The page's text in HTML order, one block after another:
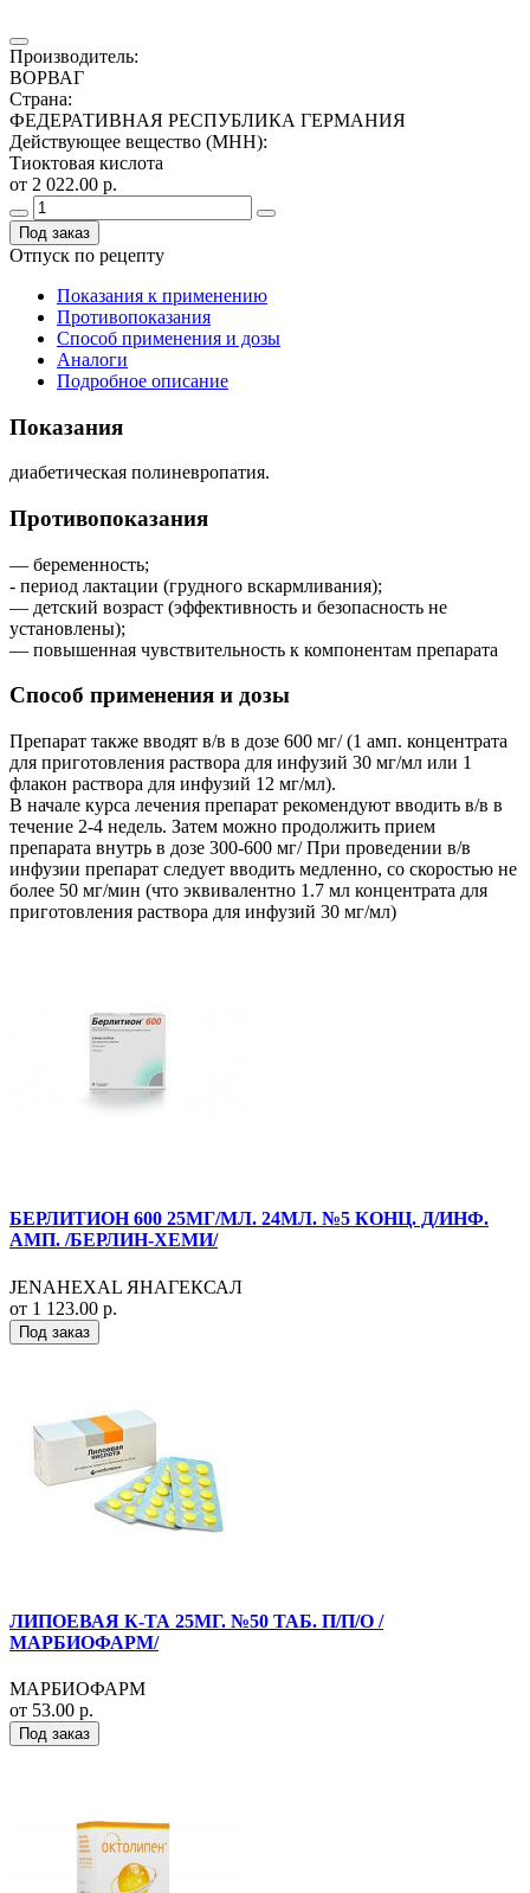
Производитель:
ВОРВАГ
Страна:
ФЕДЕРАТИВНАЯ РЕСПУБЛИКА ГЕРМАНИЯ
Действующее вещество (МНН):
Тиоктовая кислота
от 2 022.00 р.
Под заказ
Отпуск по рецепту
Показания к применению
Противопоказания
Способ применения и дозы
Аналоги
Подробное описание
Показания
диабетическая полиневропатия.
Противопоказания
— беременность;
- период лактации (грудного вскармливания);
— детский возраст (эффективность и безопасность не
установлены);
— повышенная чувствительность к компонентам препарата
Способ применения и дозы
Препарат также вводят в/в в дозе 600 мг/ (1 амп. концентрата
для приготовления раствора для инфузий 30 мг/мл или 1
флакон раствора для инфузий 12 мг/мл).
В начале курса лечения препарат рекомендуют вводить в/в в
течение 2-4 недель. Затем можно продолжить прием
препарата внутрь в дозе 300-600 мг/ При проведении в/в
инфузии препарат следует вводить медленно, со скоростью не
более 50 мг/мин (что эквивалентно 1.7 мл концентрата для
приготовления раствора для инфузий 30 мг/мл)
БЕРЛИТИОН 600 25МГ/МЛ. 24МЛ. №5 КОНЦ. Д/ИНФ.
АМП. /БЕРЛИН-ХЕМИ/
JENAHEXAL ЯНАГЕКСАЛ
от 1 123.00 р.
Под заказ
ЛИПОЕВАЯ К-ТА 25МГ. №50 ТАБ. П/П/О /
МАРБИОФАРМ/
МАРБИОФАРМ
от 53.00 р.
Под заказ